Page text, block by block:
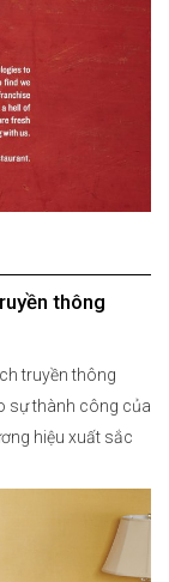
thông
truyền thông
sự thành công của
hiệu xuất sắc